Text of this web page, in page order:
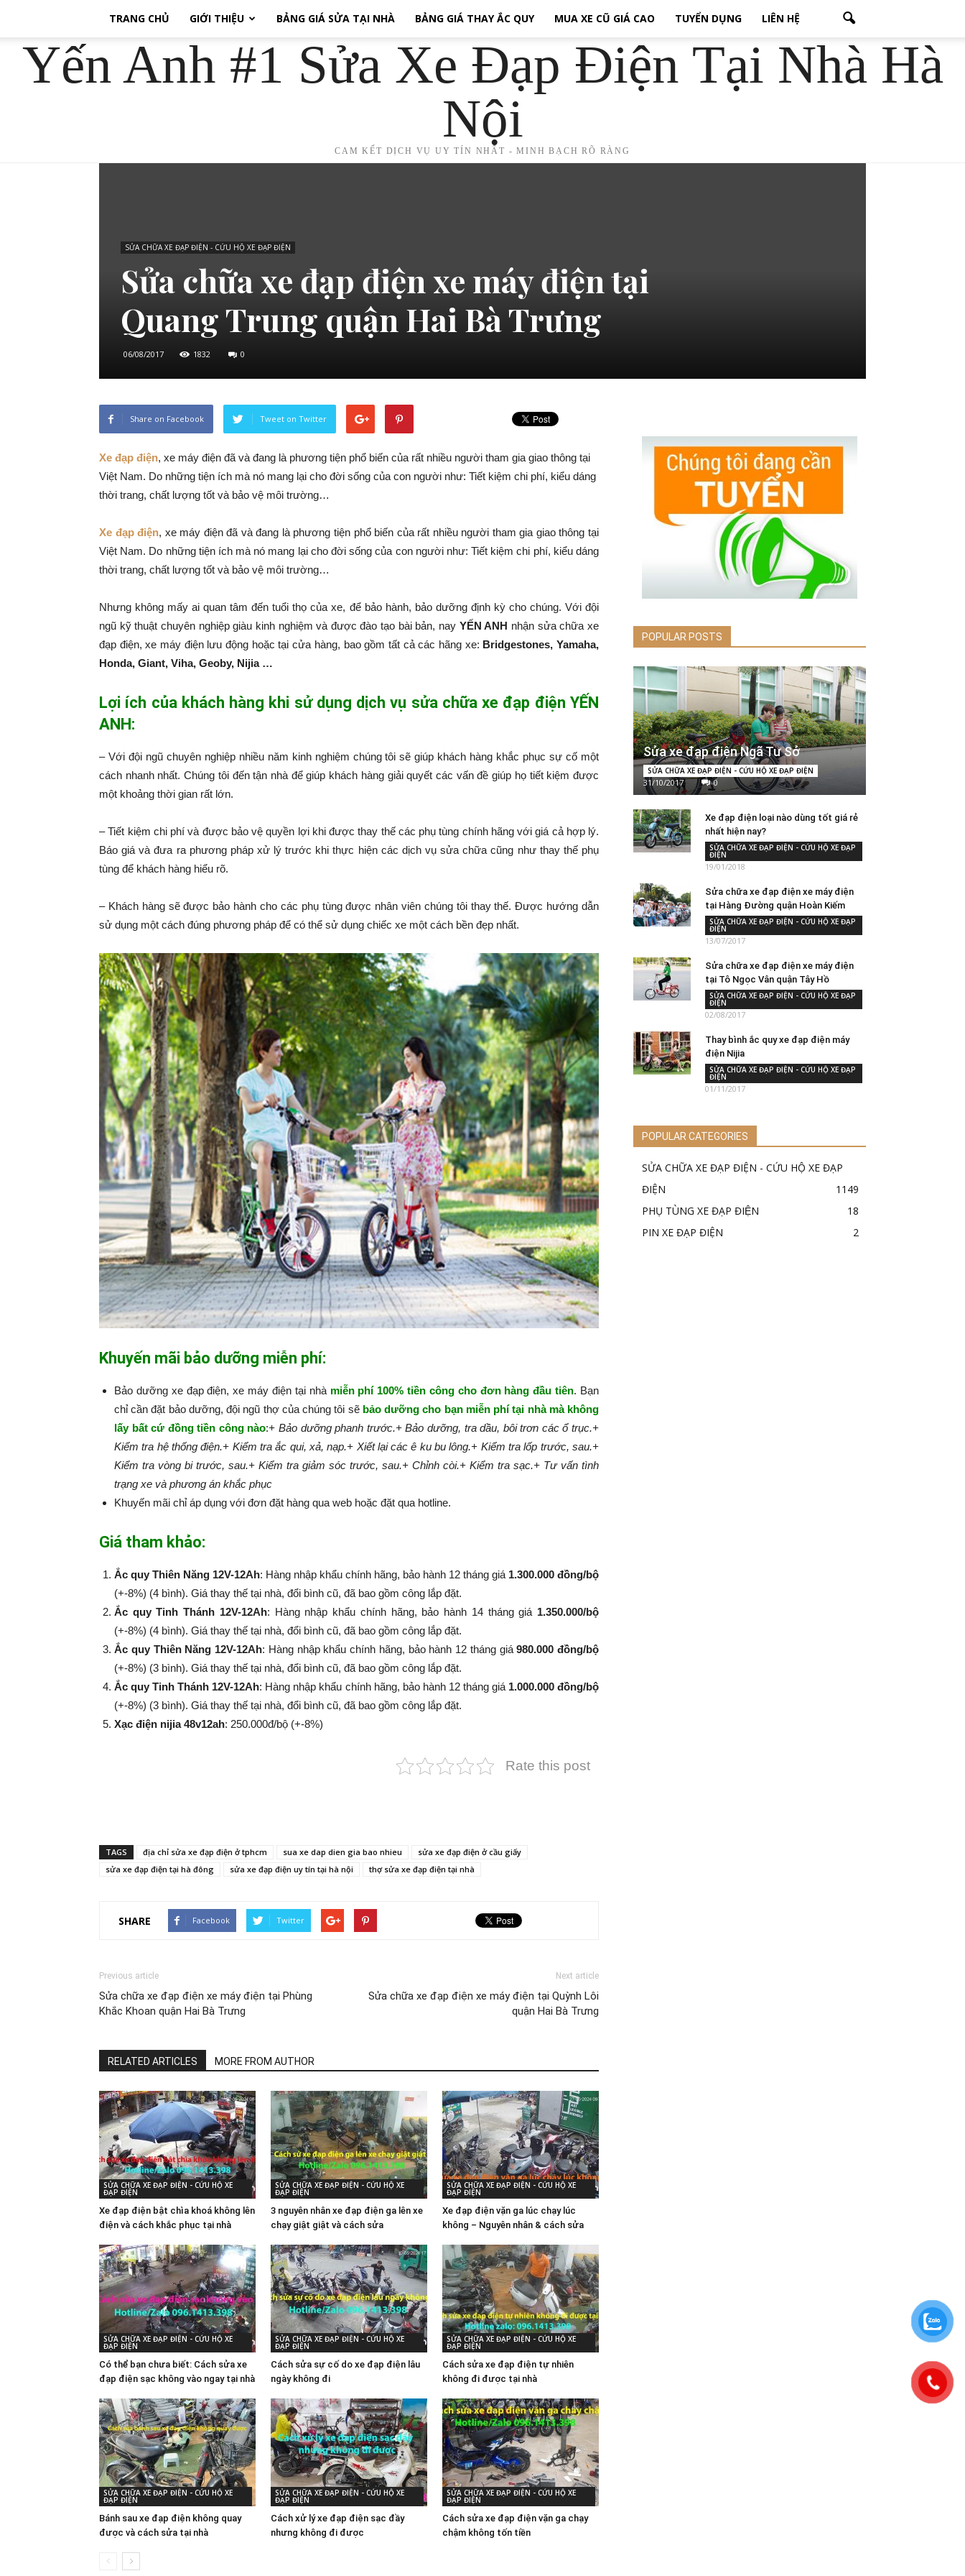
TRANG CHỦ GIỚI THIỆU BẢNG GIÁ SỬA TẠI NHÀ BẢNG GIÁ THAY ẮC QUY MUA XE CŨ GIÁ CAO TUYỂN DỤNG LIÊN HỆ
Yến Anh #1 Sửa Xe Đạp Điện Tại Nhà Hà
Nội
CAM KẾT DỊCH VỤ UY TÍN NHẤT - MINH BẠCH RÕ RÀNG
SỬA CHỮA XE ĐẠP ĐIỆN - CỨU HỘ XE ĐẠP ĐIỆN
Sửa chữa xe đạp điện xe máy điện tại
Quang Trung quận Hai Bà Trưng
06/08/2017 1832 0
Share on Facebook Tweet on Twitter
Xe đạp điện, xe máy điện đã và đang là phương tiện phổ biến của rất nhiều người tham gia giao thông tại
Việt Nam. Do những tiện ích mà nó mang lại cho đời sống của con người như: Tiết kiệm chi phí, kiểu dáng
thời trang, chất lượng tốt và bảo vệ môi trường…
Xe đạp điện, xe máy điện đã và đang là phương tiện phổ biến của rất nhiều người tham gia giao thông tại
Việt Nam. Do những tiện ích mà nó mang lại cho đời sống của con người như: Tiết kiệm chi phí, kiểu dáng
thời trang, chất lượng tốt và bảo vệ môi trường…
Nhưng không mấy ai quan tâm đến tuổi thọ của xe, để bảo hành, bảo dưỡng định kỳ cho chúng. Với đội
ngũ kỹ thuật chuyên nghiệp giàu kinh nghiệm và được đào tạo bài bản, nay YẾN ANH nhận sửa chữa xe
đạp điện, xe máy điện lưu động hoặc tại cửa hàng, bao gồm tất cả các hãng xe: Bridgestones, Yamaha,
Honda, Giant, Viha, Geoby, Nijia …
Lợi ích của khách hàng khi sử dụng dịch vụ sửa chữa xe đạp điện YẾN
ANH:
– Với đội ngũ chuyên nghiệp nhiều năm kinh nghiệm chúng tôi sẽ giúp khách hàng khắc phục sự cố một
cách nhanh nhất. Chúng tôi đến tận nhà để giúp khách hàng giải quyết các vấn đề giúp họ tiết kiệm được
một khoảng thời gian rất lớn.
– Tiết kiệm chi phí và được bảo vệ quyền lợi khi được thay thế các phụ tùng chính hãng với giá cả hợp lý.
Báo giá và đưa ra phương pháp xử lý trước khi thực hiện các dịch vụ sửa chữa cũng như thay thế phụ
tùng để khách hàng hiểu rõ.
– Khách hàng sẽ được bảo hành cho các phụ tùng được nhân viên chúng tôi thay thế. Được hướng dẫn
sử dụng một cách đúng phương pháp để có thể sử dụng chiếc xe một cách bền đẹp nhất.
Khuyến mãi bảo dưỡng miễn phí:
Bảo dưỡng xe đạp điện, xe máy điện tại nhà miễn phí 100% tiền công cho đơn hàng đầu tiên. Bạn
chỉ cần đặt bảo dưỡng, đội ngũ thợ của chúng tôi sẽ bảo dưỡng cho bạn miễn phí tại nhà mà không
lấy bất cứ đồng tiền công nào:​​​​​+ Bảo dưỡng phanh trước.+ Bảo dưỡng, tra dầu, bôi trơn các ổ trục.+
Kiểm tra hệ thống điện.+ Kiểm tra ắc qui, xả, nạp.+ Xiết lại các ê ku bu lông.+ Kiểm tra lốp trước, sau.+
Kiểm tra vòng bi trước, sau.+ Kiểm tra giảm sóc trước, sau.+ Chỉnh còi.+ Kiểm tra sạc.+ Tư vấn tình
trạng xe và phương án khắc phục
Khuyến mãi chỉ áp dụng với đơn đặt hàng qua web hoặc đặt qua hotline.
Giá tham khảo:
Ắc quy Thiên Năng 12V-12Ah: Hàng nhập khẩu chính hãng, bảo hành 12 tháng giá 1.300.000 đồng/bộ
(+-8%) (4 bình). Giá thay thế tại nhà, đổi bình cũ, đã bao gồm công lắp đặt.
Ắc quy Tinh Thánh 12V-12Ah: Hàng nhập khẩu chính hãng, bảo hành 14 tháng giá 1.350.000/bộ
(+-8%​​​​​​​) (4 bình). Giá thay thế tại nhà, đổi bình cũ, đã bao gồm công lắp đặt.
Ắc quy Thiên Năng 12V-12Ah: Hàng nhập khẩu chính hãng, bảo hành 12 tháng giá980.000 đồng/bộ
(+-8%​​​​​​​) (3 bình). Giá thay thế tại nhà, đổi bình cũ, đã bao gồm công lắp đặt.
Ắc quy Tinh Thánh 12V-12Ah: Hàng nhập khẩu chính hãng, bảo hành 12 tháng giá 1.000.000 đồng/bộ
(+-8%​​​​​​​) (3 bình). Giá thay thế tại nhà, đổi bình cũ, đã bao gồm công lắp đặt.
Xạc điện nijia 48v12ah: 250.000đ/bộ (+-8%​​​​​​​)
Rate this post
TAGS địa chỉ sửa xe đạp điện ở tphcm sua xe dap dien gia bao nhieu
sửa xe đạp điện ở cầu giấy
sửa xe đạp điện tại hà đông
sửa xe đạp điện uy tín tại hà nội thợ sửa xe đạp điện tại nhà
SHARE Facebook Twitter
Previous article
Sửa chữa xe đạp điện xe máy điện tại Phùng
Khắc Khoan quận Hai Bà Trưng
Next article
Sửa chữa xe đạp điện xe máy điện tại Quỳnh Lôi
quận Hai Bà Trưng
RELATED ARTICLES MORE FROM AUTHOR
SỬA CHỮA XE ĐẠP ĐIỆN - CỨU HỘ XE
ĐẠP ĐIỆN
Xe đạp điện bật chìa khoá không lên
điện và cách khắc phục tại nhà
SỬA CHỮA XE ĐẠP ĐIỆN - CỨU HỘ XE
ĐẠP ĐIỆN
3 nguyên nhân xe đạp điện ga lên xe
chạy giật giật và cách sửa
SỬA CHỮA XE ĐẠP ĐIỆN - CỨU HỘ XE
ĐẠP ĐIỆN
Xe đạp điện vặn ga lúc chạy lúc
không – Nguyên nhân & cách sửa
SỬA CHỮA XE ĐẠP ĐIỆN - CỨU HỘ XE
ĐẠP ĐIỆN
Có thể bạn chưa biết: Cách sửa xe
đạp điện sạc không vào ngay tại nhà
SỬA CHỮA XE ĐẠP ĐIỆN - CỨU HỘ XE
ĐẠP ĐIỆN
Cách sửa sự cố do xe đạp điện lâu
ngày không đi
SỬA CHỮA XE ĐẠP ĐIỆN - CỨU HỘ XE
ĐẠP ĐIỆN
Cách sửa xe đạp điện tự nhiên
không đi được tại nhà
SỬA CHỮA XE ĐẠP ĐIỆN - CỨU HỘ XE
ĐẠP ĐIỆN
Bánh sau xe đạp điện không quay
được và cách sửa tại nhà
SỬA CHỮA XE ĐẠP ĐIỆN - CỨU HỘ XE
ĐẠP ĐIỆN
Cách xử lý xe đạp điện sạc đầy
nhưng không đi được
SỬA CHỮA XE ĐẠP ĐIỆN - CỨU HỘ XE
ĐẠP ĐIỆN
Cách sửa xe đạp điện vặn ga chạy
chậm không tốn tiền
POPULAR POSTS
Sửa xe đạp điện Ngã Tư Sở
SỬA CHỮA XE ĐẠP ĐIỆN - CỨU HỘ XE ĐẠP ĐIỆN
31/10/2017 0
Xe đạp điện loại nào dùng tốt giá rẻ
nhất hiện nay?
SỬA CHỮA XE ĐẠP ĐIỆN - CỨU HỘ XE ĐẠP
ĐIỆN
19/01/2018
Sửa chữa xe đạp điện xe máy điện
tại Hàng Đường quận Hoàn Kiếm
SỬA CHỮA XE ĐẠP ĐIỆN - CỨU HỘ XE ĐẠP
ĐIỆN
13/07/2017
Sửa chữa xe đạp điện xe máy điện
tại Tô Ngọc Vân quận Tây Hồ
SỬA CHỮA XE ĐẠP ĐIỆN - CỨU HỘ XE ĐẠP
ĐIỆN
02/08/2017
Thay bình ắc quy xe đạp điện máy
điện Nijia
SỬA CHỮA XE ĐẠP ĐIỆN - CỨU HỘ XE ĐẠP
ĐIỆN
01/11/2017
POPULAR CATEGORIES
SỬA CHỮA XE ĐẠP ĐIỆN - CỨU HỘ XE ĐẠP
ĐIỆN
1149
PHỤ TÙNG XE ĐẠP ĐIỆN
18
PIN XE ĐẠP ĐIỆN
2